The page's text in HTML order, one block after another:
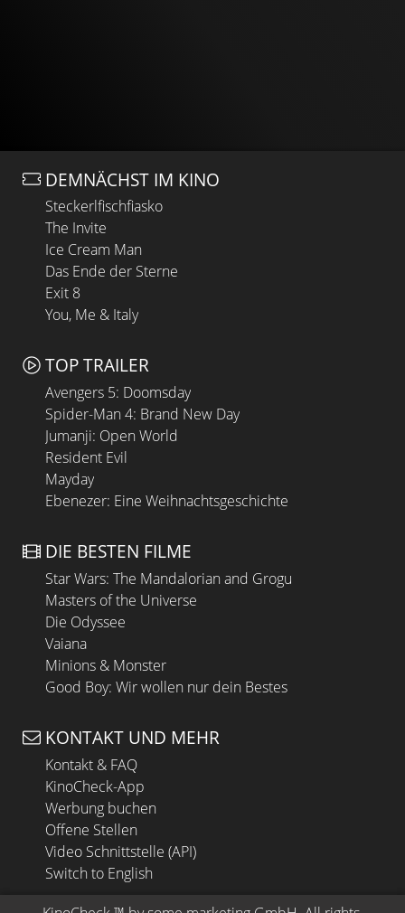
DEMNÄCHST IM KINO
Steckerlfischfiasko
The Invite
Ice Cream Man
Das Ende der Sterne
Exit 8
You, Me & Italy
TOP TRAILER
Avengers 5: Doomsday
Spider-Man 4: Brand New Day
Jumanji: Open World
Resident Evil
Mayday
Ebenezer: Eine Weihnachtsgeschichte
DIE BESTEN FILME
Star Wars: The Mandalorian and Grogu
Masters of the Universe
Die Odyssee
Vaiana
Minions & Monster
Good Boy: Wir wollen nur dein Bestes
KONTAKT UND MEHR
Kontakt & FAQ
KinoCheck-App
Werbung buchen
Offene Stellen
Video Schnittstelle (API)
Switch to English